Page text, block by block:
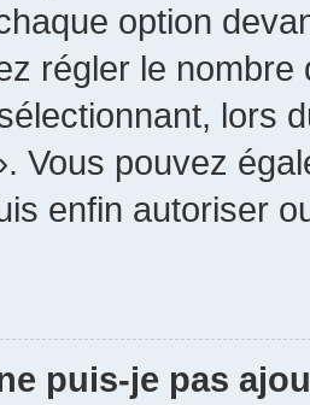
option
régler le nombre
lors
Vous pouvez
enfin autoriser
puis-je pas